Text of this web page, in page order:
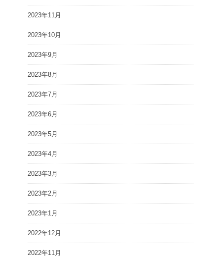
2023年11月
2023年10月
2023年9月
2023年8月
2023年7月
2023年6月
2023年5月
2023年4月
2023年3月
2023年2月
2023年1月
2022年12月
2022年11月